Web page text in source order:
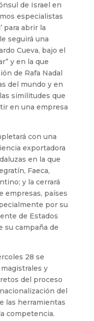
de Israel en
especialistas
para abrir la
seguirá una
Cueva, bajo el
y en la que
de Rafa Nadal
del mundo y en
similitudes que
en una empresa
con una
exportadora
en la que
Faeca,
y la cerrará
empresas, países
por su
de Estados
su campaña de
28 se
y
del proceso
del
las herramientas
competencia.